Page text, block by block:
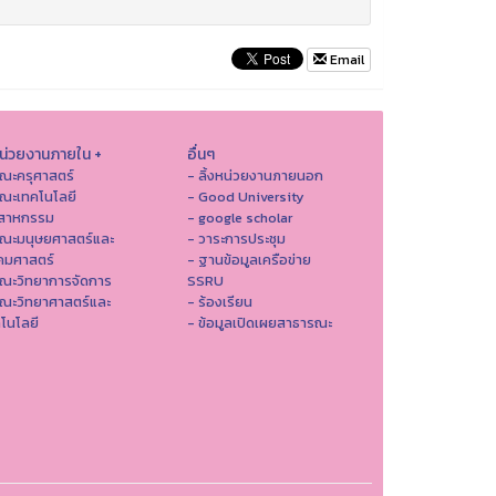
Email
วยงานภายใน +
ะครุศาสตร์
เทคโนโลยี
หกรรม
ะมนุษยศาสตร์และ
มศาสตร์
ะวิทยาการจัดการ
ะวิทยาศาสตร์และ
นโลยี
อื่นๆ
- ลิ้งหน่วยงานภายนอก
- Good University
- google scholar
- วาระการประชุม
- ฐานข้อมูลเครือข่าย
SSRU
- ร้องเรียน
- ข้อมูลเปิดเผยสาธารณะ